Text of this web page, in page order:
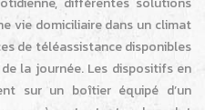
vie domiciliaire dans un climat
de téléassistance disponibles
la journée. Les dispositifs en
sur un boîtier équipé d’un